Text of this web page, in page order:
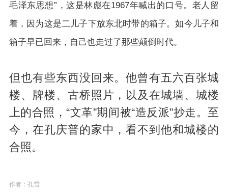
毛泽东思想”，这是林彪在1967年喊出的口号。老人留
着，因为这是二儿子下放东北时带的箱子。如今儿子和
箱子早已回来，自己也走过了那些颠倒时代。
但也有些东西没回来。他曾有五六百张城
楼、牌楼、古桥照片，以及在城墙、城楼
上的合照，“文革”期间被“造反派”抄走。至
今，在孔庆普的家中，看不到他和城楼的
合照。
作者：孔雪